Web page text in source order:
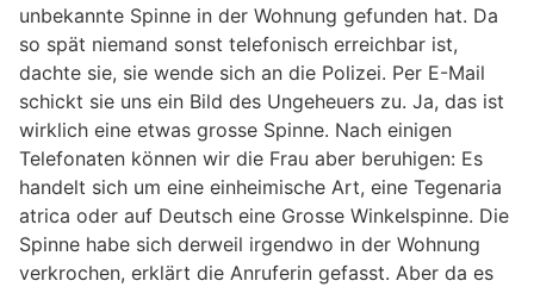
unbekannte Spinne in der Wohnung gefunden hat. Da
so spät niemand sonst telefonisch erreichbar ist,
dachte sie, sie wende sich an die Polizei. Per E-Mail
schickt sie uns ein Bild des Ungeheuers zu. Ja, das ist
wirklich eine etwas grosse Spinne. Nach einigen
Telefonaten können wir die Frau aber beruhigen: Es
handelt sich um eine einheimische Art, eine Tegenaria
atrica oder auf Deutsch eine Grosse Winkelspinne. Die
Spinne habe sich derweil irgendwo in der Wohnung
verkrochen, erklärt die Anruferin gefasst. Aber da es